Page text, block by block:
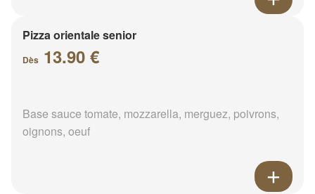
Pizza orientale senior
Dès 13.90 €
Base sauce tomate, mozzarella, merguez, poivrons,
oignons, oeuf